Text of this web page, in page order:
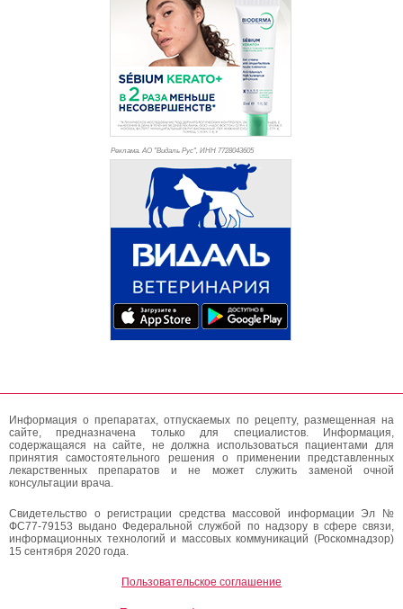
Реклама. АО "Видаль Рус", ИНН 7728043605
Информация о препаратах, отпускаемых по рецепту, размещенная на
сайте, предназначена только для специалистов. Информация,
содержащаяся на сайте, не должна использоваться пациентами для
принятия самостоятельного решения о применении представленных
лекарственных препаратов и не может служить заменой очной
консультации врача.
Свидетельство о регистрации средства массовой информации Эл №
ФС77-79153 выдано Федеральной службой по надзору в сфере связи,
информационных технологий и массовых коммуникаций (Роскомнадзор)
15 сентября 2020 года.
Пользовательское соглашение